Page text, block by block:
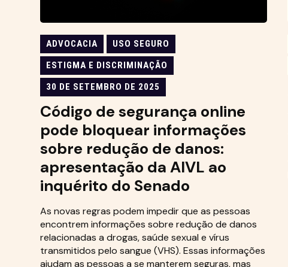
ADVOCACIA
USO SEGURO
ESTIGMA E DISCRIMINAÇÃO
30 DE SETEMBRO DE 2025
Código de segurança online
pode bloquear informações
sobre redução de danos:
apresentação da AIVL ao
inquérito do Senado
As novas regras podem impedir que as pessoas
encontrem informações sobre redução de danos
relacionadas a drogas, saúde sexual e vírus
transmitidos pelo sangue (VHS). Essas informações
ajudam as pessoas a se manterem seguras, mas